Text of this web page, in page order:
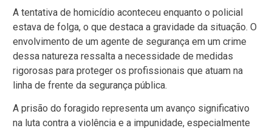
A tentativa de homicídio aconteceu enquanto o policial
estava de folga, o que destaca a gravidade da situação. O
envolvimento de um agente de segurança em um crime
dessa natureza ressalta a necessidade de medidas
rigorosas para proteger os profissionais que atuam na
linha de frente da segurança pública.
A prisão do foragido representa um avanço significativo
na luta contra a violência e a impunidade, especialmente